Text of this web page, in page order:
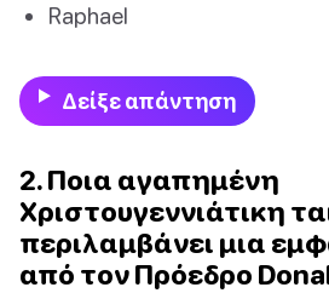
Raphael
Δείξε απάντηση
2. Ποια αγαπημένη
Χριστουγεννιάτικη
περιλαμβάνει μια
από τον Πρόεδρο